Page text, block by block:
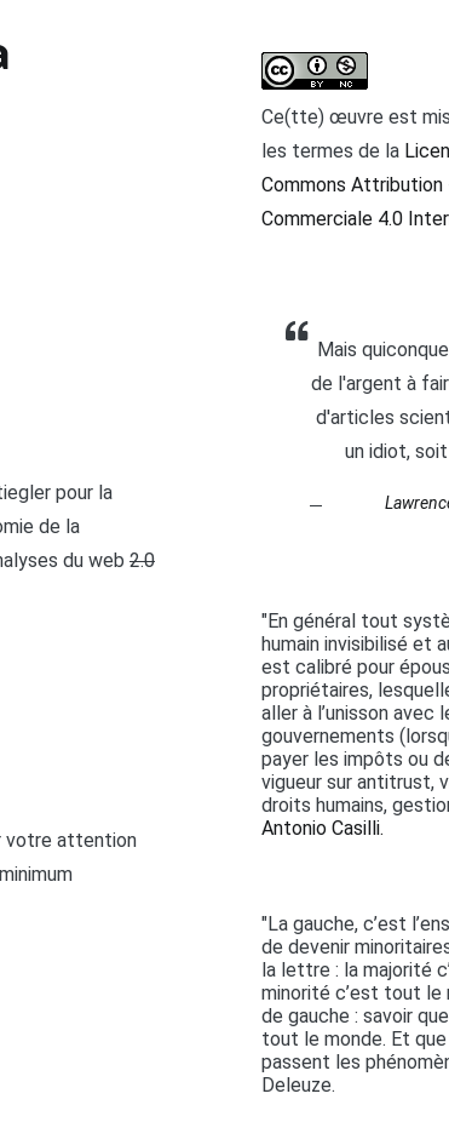
pour la
de la
du web 2.0
votre attention
Ce(tte) œuvre est
les termes de la
Commons Attribution
Commerciale 4.0
Mais
de l'argent à
d'articles
un idiot,
"En général tout
humain invisibilisé et
est calibré pour
propriétaires,
aller à l’unisson avec
gouvernements
payer les impôts ou
vigueur sur antitrust,
droits humains,
Antonio Casilli.
"La gauche, c’est
de devenir
la lettre : la majorité
minorité c’est tout le
de gauche : savoir
tout le monde. Et
passent les
Deleuze.